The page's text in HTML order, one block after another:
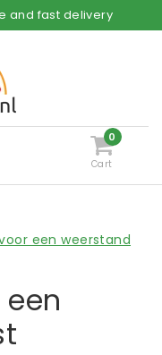
fast delivery
0
Cart
een weerstand